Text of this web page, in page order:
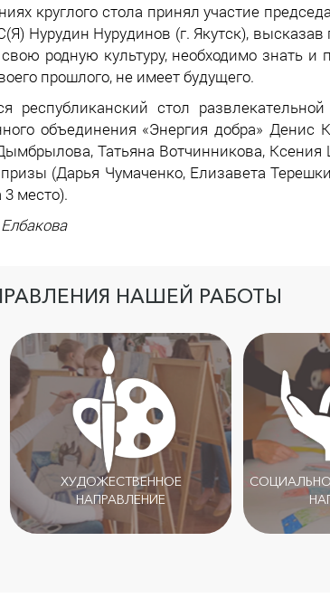
круглого стола принял участие
Нурудин Нурудинов (г. Якутск),
родную культуру, необходимо знать
прошлого, не имеет будущего.
республиканский стол
объединения «Энергия добра»
Татьяна Вотчинникова,
(Дарья Чумаченко, Елизавета
место).
НАШЕЙ РАБОТЫ
ХУДОЖЕСТВЕННОЕ
НАПРАВЛЕНИЕ